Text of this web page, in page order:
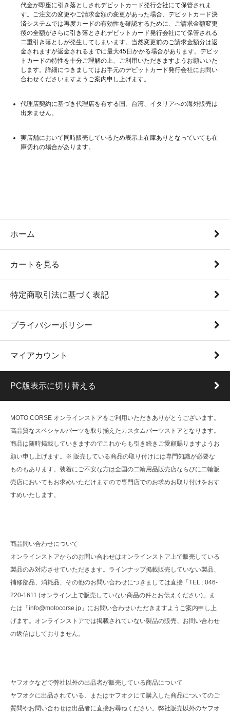
代金が即座に引き落としされデビットカード発行会社にて保管されま
す。ご注文の変更やご請求金額の変更があった場合、デビットカード決
済システムでは再度カードの有効性を確認するために、ご請求金額変更
後の全額がさらに引き落とされデビットカード発行会社にて保管される
二重引き落としが発生してしまいます。当然変更前のご請求金額分は返
金されますが返金されるまでに最大45日かかる場合があります。デビッ
トカードの特性を十分ご理解の上、ご利用いただきますようお願いいた
します。詳細につきましてはお手元のデビットカード発行会社にお問い
合わせくださいますようご案内申し上げます。
代理店契約に基づき代理店を有する国、台湾、イタリアへの海外販売は
出来ません。
実店舗において同時販売しているため表示上在庫ありとなっていても在
庫切れの場合があります。
ホーム
カートを見る
特定商取引法に基づく表記
プライバシーポリシー
マイアカウント
PC版表示に切り替える
MOTO CORSE オンラインストアをご利用いただきありがとうございます。
高品質なスペシャルパーツを取り揃えたカスタムパーツストアとなります。
商品は随時掲載していきますのでこれからも引き続きご愛顧賜りますようお
願い申し上げます。※ 販売している商品の取り付けには専門知識が必要な
ものもあります。装着にご不安な方は全国の二輪用品販売店ならびに二輪販
売店においてもお求めいただけますので専門店でのお求めお取り付けをおす
すめいたします。
商品問い合わせについて
オンラインストアからのお問い合わせはオンラインストア上で販売している
製品のみ対応させていただきます。ラインナップ掲載販売していない製品、
補修部品、消耗品、その他のお問い合わせにつきましては直接「TEL : 046-
220-1611 (オンライン上で販売していない商品の件とお伝えください)」ま
たは「info@motocorse.jp」にお問い合わせいただきますようご案内申し上
げます。オンラインストアでは掲載されていない製品の販売、お問い合わせ
の返信はしておりません。
ヤフオクなどで弊社以外の出品者が販売している商品について
ヤフオクに出品されている、またはヤフオクにて購入した商品についてのご
質問やお問い合わせは出品者に直接お尋ねください。弊社販売以外のヤフオ